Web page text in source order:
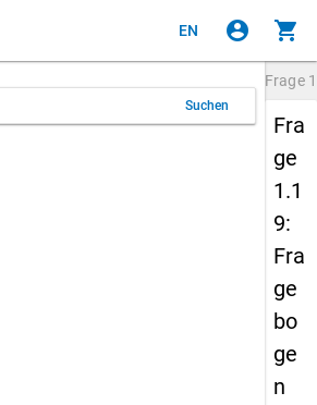
EN account_circle shopping_cart
Suchen
Frage
Fra
ge
1.1
9:
Fra
ge
bo
ge
n